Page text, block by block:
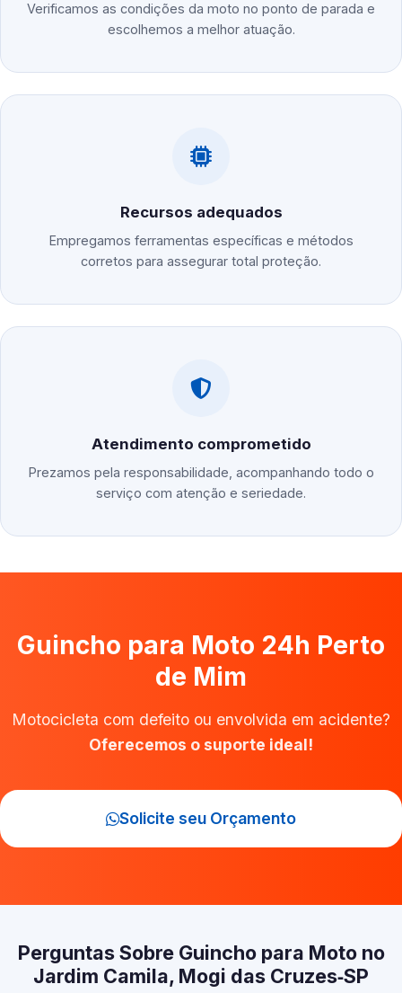
Verificamos as condições da moto no ponto de parada e
escolhemos a melhor atuação.
Recursos adequados
Empregamos ferramentas específicas e métodos
corretos para assegurar total proteção.
Atendimento comprometido
Prezamos pela responsabilidade, acompanhando todo o
serviço com atenção e seriedade.
Guincho para Moto 24h Perto
de Mim
Motocicleta com defeito ou envolvida em acidente?
Oferecemos o suporte ideal!
Solicite seu Orçamento
Perguntas Sobre Guincho para Moto no
Jardim Camila, Mogi das Cruzes‑SP